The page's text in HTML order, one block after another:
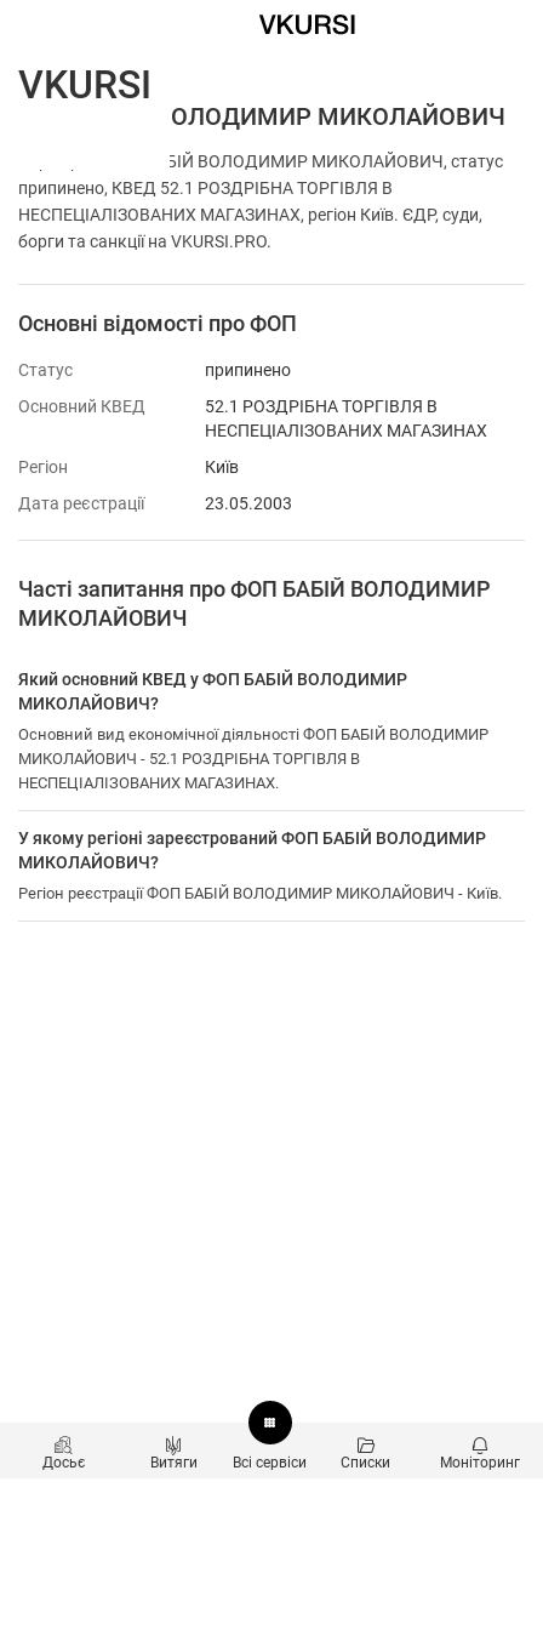
ФОП БАБІЙ ВОЛОДИМИР МИКОЛАЙОВИЧ
Перевірка ФОП БАБІЙ ВОЛОДИМИР МИКОЛАЙОВИЧ, статус
припинено, КВЕД 52.1 РОЗДРІБНА ТОРГІВЛЯ В
НЕСПЕЦІАЛІЗОВАНИХ МАГАЗИНАХ, регіон Київ. ЄДР, суди,
борги та санкції на VKURSI.PRO.
Основні відомості про ФОП
Статус
припинено
Основний КВЕД
52.1 РОЗДРІБНА ТОРГІВЛЯ В
НЕСПЕЦІАЛІЗОВАНИХ МАГАЗИНАХ
Регіон
Київ
Дата реєстрації
23.05.2003
Часті запитання про ФОП БАБІЙ ВОЛОДИМИР
МИКОЛАЙОВИЧ
Який основний КВЕД у ФОП БАБІЙ ВОЛОДИМИР
МИКОЛАЙОВИЧ?
Основний вид економічної діяльності ФОП БАБІЙ ВОЛОДИМИР
МИКОЛАЙОВИЧ - 52.1 РОЗДРІБНА ТОРГІВЛЯ В
НЕСПЕЦІАЛІЗОВАНИХ МАГАЗИНАХ.
У якому регіоні зареєстрований ФОП БАБІЙ ВОЛОДИМИР
МИКОЛАЙОВИЧ?
Регіон реєстрації ФОП БАБІЙ ВОЛОДИМИР МИКОЛАЙОВИЧ - Київ.
Досьє Витяги Всі сервіси Списки Моніторинг
VKURSI